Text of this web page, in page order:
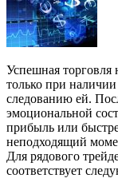
Успешная
только при
следованию ей.
эмоциональной
прибыль или
неподходящий
Для рядового
соответствует